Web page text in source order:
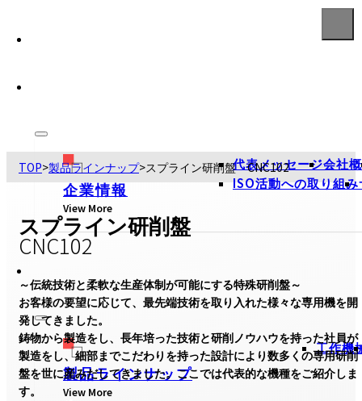
企業情報
View More
代表メッセージ会社
ISO活動への取り組み
製品ラインナップ
View More
工作機
TOP>製品ラインナップ>スプライン研削盤 CNC102
スプライン研削盤
CNC102
～伝統技術と柔軟な生産体制が可能にする特殊研削盤～
お客様の要望に応じて、最先端技術を取り入れた様々な専用機を開
発してきました。
鋳物から製造をし、長年培った技術と研削ノウハウを持った社員が
製造をし、細部までこだわりを持った設計により数多くの専用研削
盤を世に産みだしてきました。ここでは代表的な機種をご紹介しま
す。